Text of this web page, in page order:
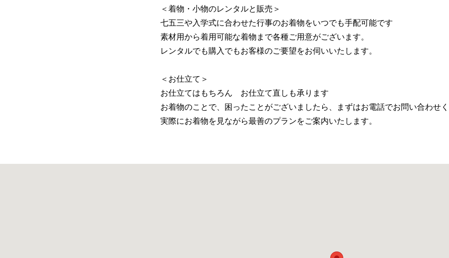
＜着物・小物のレンタルと販売＞
七五三や入学式に合わせた行事のお着物をいつでも手配可能です
素材用から着用可能な着物まで各種ご用意がございます。
レンタルでも購入でもお客様のご要望をお伺いいたします。
＜お仕立て＞
お仕立てはもちろん お仕立て直しも承ります
お着物のことで、困ったことがございましたら、まずはお電話でお問い合わせ
実際にお着物を見ながら最善のプランをご案内いたします。